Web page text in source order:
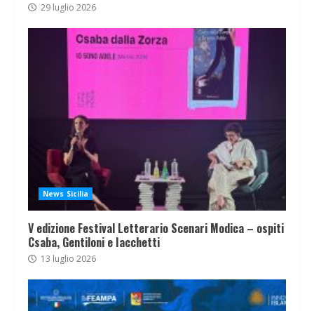
29 luglio 2026
News Sicilia
V edizione Festival Letterario Scenari Modica – ospiti
Csaba, Gentiloni e Iacchetti
13 luglio 2026